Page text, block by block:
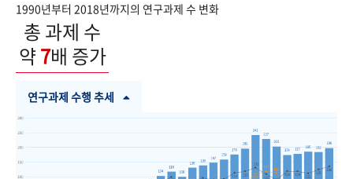
1990년부터 2018년까지의 연구과제 수 변화
총 과제 수
약7배 증가
연구과제 수행 추세